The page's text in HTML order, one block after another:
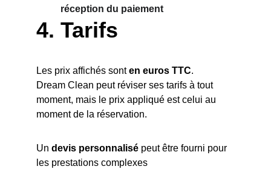
réception du paiement
4. Tarifs
Les prix affichés sont en euros TTC.
Dream Clean peut réviser ses tarifs à tout
moment, mais le prix appliqué est celui au
moment de la réservation.
Un devis personnalisé peut être fourni pour
les prestations complexes